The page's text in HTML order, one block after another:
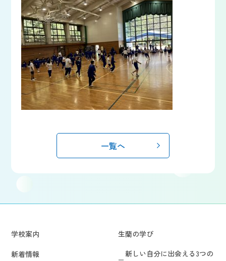
一覧へ
学校案内
新着情報
生蘭の学び
新しい自分に出会える3つの